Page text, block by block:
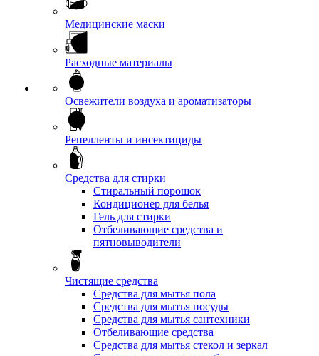
Медицинские маски
Расходные материалы
Освежители воздуха и ароматизаторы
Репелленты и инсектициды
Средства для стирки
Стиральный порошок
Кондиционер для белья
Гель для стирки
Отбеливающие средства и
пятновыводители
Чистящие средства
Средства для мытья пола
Средства для мытья посуды
Средства для мытья сантехники
Отбеливающие средства
Средства для мытья стекол и зеркал